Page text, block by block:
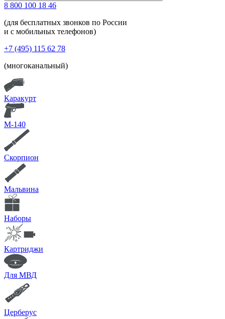
8 800 100 18 46
(для бесплатных звонков по России
и с мобильных телефонов)
+7 (495) 115 62 78
(многоканальный)
Каракурт
М-140
Скорпион
Мальвина
Наборы
Картриджи
Для МВД
Церберус